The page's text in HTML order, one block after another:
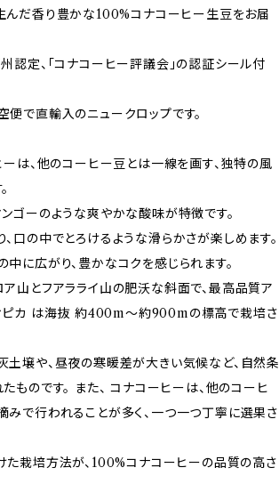
んだ香り豊かな100%コナコーヒー生豆をお届
認定、「コナコーヒー評議会」の認証シール付
便で直輸入のニュークロップです。
は、他のコーヒー豆とは一線を画す、独特の風
ゴーのような爽やかな酸味が特徴です。
口の中でとろけるような滑らかさが楽しめます。
に広がり、豊かなコクを感じられます。
山とフアラライ山の肥沃な斜面で、最高品質ア
ピカ は海抜 約400m～約900mの標高で栽培さ
土壌や、昼夜の寒暖差が大きい気候など、自然条
ものです。 また、 コナコーヒーは、他のコーヒ
みで行われることが多く、一つ一つ丁寧に選果さ
た栽培方法が、100%コナコーヒーの品質の高さ